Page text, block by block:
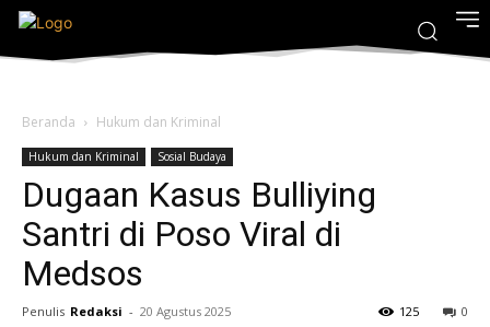
Beranda Hukum dan Kriminal
Hukum dan Kriminal Sosial Budaya
Dugaan Kasus Bulliying
Santri di Poso Viral di
Medsos
Penulis Redaksi - 20 Agustus 2025 0
125